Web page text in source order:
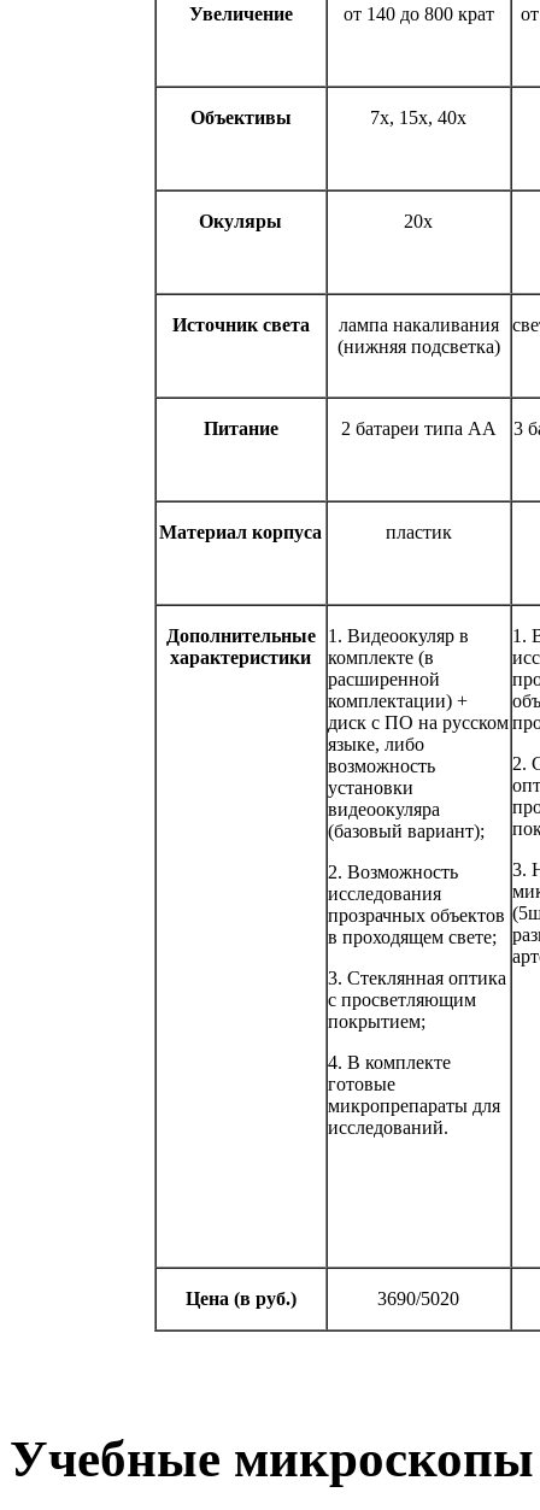
Увеличение от 140 до 800 крат
Объективы 7х, 15х, 40х
Окуляры 20x
Источник света
лампа накаливания
(нижняя подсветка)
Питание 2 батареи типа АА 3
Материал корпуса пластик
Дополнительные
характеристики
1. Видеоокуляр в
комплекте (в
расширенной
комплектации) +
диск с ПО на русском
языке, либо
возможность
установки
видеоокуляра
(базовый вариант);
2. Возможность
исследования
прозрачных объектов
в проходящем свете;
3. Стеклянная оптика
с просветляющим
покрытием;
4. В комплекте
готовые
микропрепараты для
исследований.
1.
2.
3.
Цена (в руб.) 3690/5020
Учебные